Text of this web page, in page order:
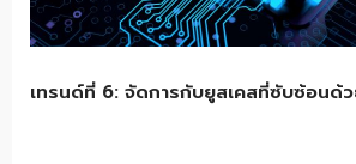
เทรนด์ที่ 6: จัดการกับยูสเคสที่ซับซ้อนด้